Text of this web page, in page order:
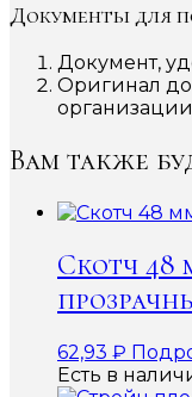
Документы для
Документ,
Оригинал
Вам также
Скотч 48
62,93 ₽
Есть в